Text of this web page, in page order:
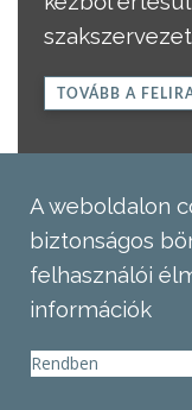
TOVÁBB A
A weboldalon
biztonságos
felhasználói
információk
Rendben